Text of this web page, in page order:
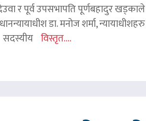
र पूर्व उपसभापति पूर्णबहादुर
डा. मनोज शर्मा,
सदस्यीय विस्तृत....